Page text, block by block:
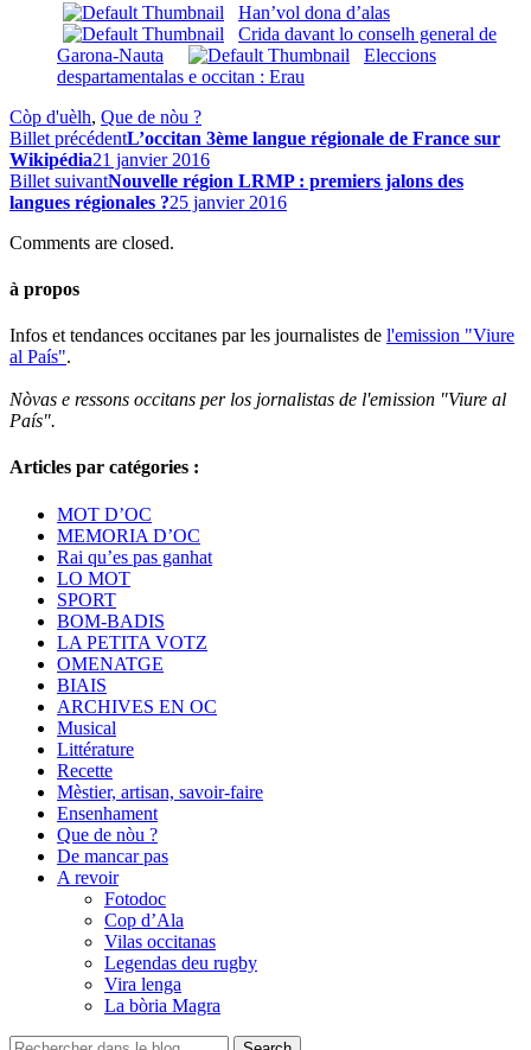
Han’vol dona d’alas
Crida davant lo conselh general de
Garona-Nauta
Eleccions
despartamentalas e occitan : Erau
Còp d'uèlh, Que de nòu ?
Billet précédentL’occitan 3ème langue régionale de France sur
Wikipédia21 janvier 2016
Billet suivantNouvelle région LRMP : premiers jalons des
langues régionales ?25 janvier 2016
Comments are closed.
à propos
Infos et tendances occitanes par les journalistes de l'emission "Viure
al País".
Nòvas e ressons occitans per los jornalistas de l'emission "Viure al
País".
Articles par catégories :
MOT D’OC
MEMORIA D’OC
Rai qu’es pas ganhat
LO MOT
SPORT
BOM-BADIS
LA PETITA VOTZ
OMENATGE
BIAIS
ARCHIVES EN OC
Musical
Littérature
Recette
Mèstier, artisan, savoir-faire
Ensenhament
Que de nòu ?
De mancar pas
A revoir
Fotodoc
Cop d’Ala
Vilas occitanas
Legendas deu rugby
Vira lenga
La bòria Magra